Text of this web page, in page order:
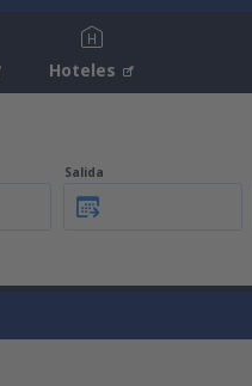
Hoteles
Salida